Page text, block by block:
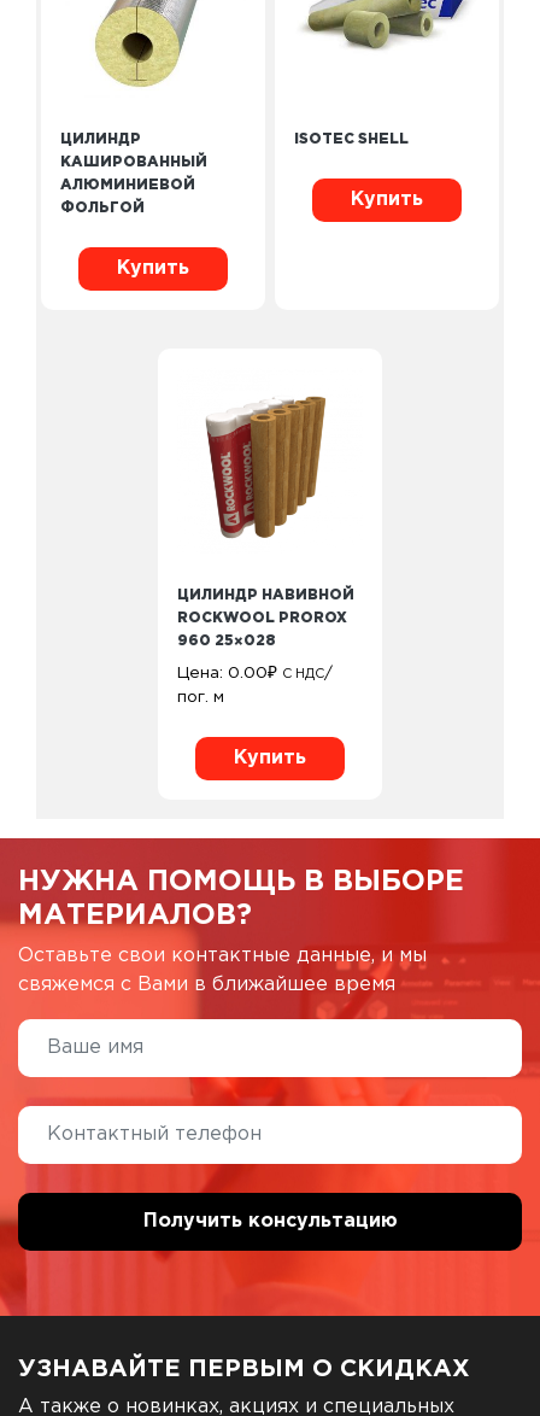
ЦИЛИНДР
КАШИРОВАННЫЙ
АЛЮМИНИЕВОЙ
ФОЛЬГОЙ
Купить
ISOTEC SHELL
Купить
ЦИЛИНДР НАВИВНОЙ
ROCKWOOL PROROX
960 25×028
Цена: 0.00₽ С НДС/
пог. м
Купить
НУЖНА ПОМОЩЬ В ВЫБОРЕ
МАТЕРИАЛОВ?
Оставьте свои контактные данные, и мы
свяжемся с Вами в ближайшее время
УЗНАВАЙТЕ ПЕРВЫМ О СКИДКАХ
А также о новинках, акциях и специальных